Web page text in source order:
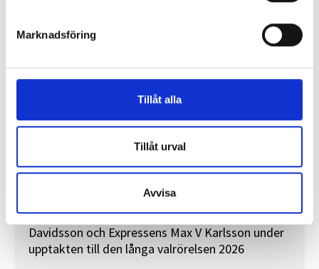
Marknadsföring
Tillåt alla
Tillåt urval
Avvisa
”Valåret känns som att sprinta ett
centrala arbetsredskap för politikreportrar.
Journalisten tog rygg på TT Nyhetsbyråns Maria
Davidsson och Expressens Max V Karlsson under
upptakten till den långa valrörelsen 2026